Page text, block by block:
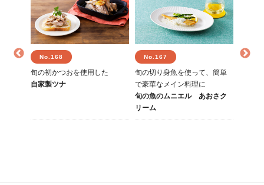
No.168
旬の初かつおを使用した
自家製ツナ
No.167
旬の切り身魚を使って、簡単
で豪華なメイン料理に
旬の魚のムニエル あおさク
リーム